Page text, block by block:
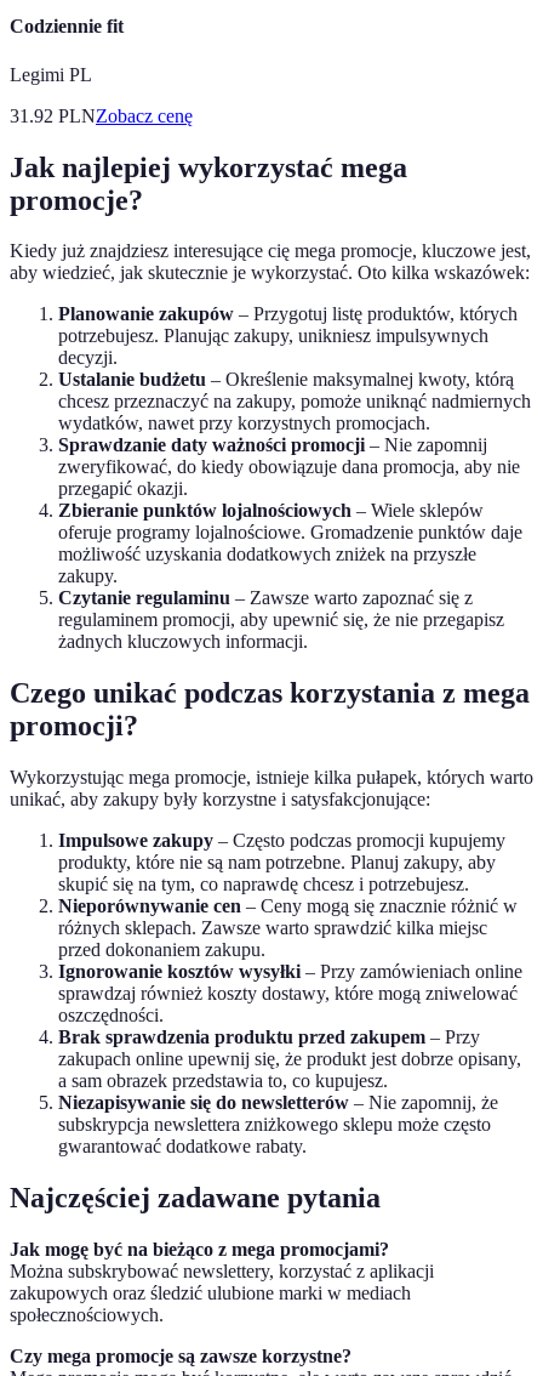
Codziennie fit
Legimi PL
31.92 PLNZobacz cenę
Jak najlepiej wykorzystać mega
promocje?
Kiedy już znajdziesz interesujące cię mega promocje, kluczowe jest,
aby wiedzieć, jak skutecznie je wykorzystać. Oto kilka wskazówek:
Planowanie zakupów – Przygotuj listę produktów, których
potrzebujesz. Planując zakupy, unikniesz impulsywnych
decyzji.
Ustalanie budżetu – Określenie maksymalnej kwoty, którą
chcesz przeznaczyć na zakupy, pomoże uniknąć nadmiernych
wydatków, nawet przy korzystnych promocjach.
Sprawdzanie daty ważności promocji– Nie zapomnij
zweryfikować, do kiedy obowiązuje dana promocja, aby nie
przegapić okazji.
Zbieranie punktów lojalnościowych – Wiele sklepów
oferuje programy lojalnościowe. Gromadzenie punktów daje
możliwość uzyskania dodatkowych zniżek na przyszłe
zakupy.
Czytanie regulaminu – Zawsze warto zapoznać się z
regulaminem promocji, aby upewnić się, że nie przegapisz
żadnych kluczowych informacji.
Czego unikać podczas korzystania z mega
promocji?
Wykorzystując mega promocje, istnieje kilka pułapek, których warto
unikać, aby zakupy były korzystne i satysfakcjonujące:
Impulsowe zakupy – Często podczas promocji kupujemy
produkty, które nie są nam potrzebne. Planuj zakupy, aby
skupić się na tym, co naprawdę chcesz i potrzebujesz.
Nieporównywanie cen – Ceny mogą się znacznie różnić w
różnych sklepach. Zawsze warto sprawdzić kilka miejsc
przed dokonaniem zakupu.
Ignorowanie kosztów wysyłki – Przy zamówieniach online
sprawdzaj również koszty dostawy, które mogą zniwelować
oszczędności.
Brak sprawdzenia produktu przed zakupem – Przy
zakupach online upewnij się, że produkt jest dobrze opisany,
a sam obrazek przedstawia to, co kupujesz.
Niezapisywanie się do newsletterów – Nie zapomnij, że
subskrypcja newslettera zniżkowego sklepu może często
gwarantować dodatkowe rabaty.
Najczęściej zadawane pytania
Jak mogę być na bieżąco z mega promocjami?
Można subskrybować newslettery, korzystać z aplikacji
zakupowych oraz śledzić ulubione marki w mediach
społecznościowych.
Czy mega promocje są zawsze korzystne?